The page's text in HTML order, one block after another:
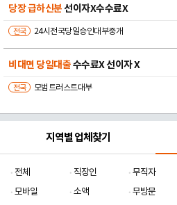
최대 60개월최대 5000만원
전국 더플파이넨셜대부
법정금리 당일대출비대면 당일 승인
전국 민생대부중개
지역별 업체찾기
전체 직장인 무직자
모바일
소액 무방문